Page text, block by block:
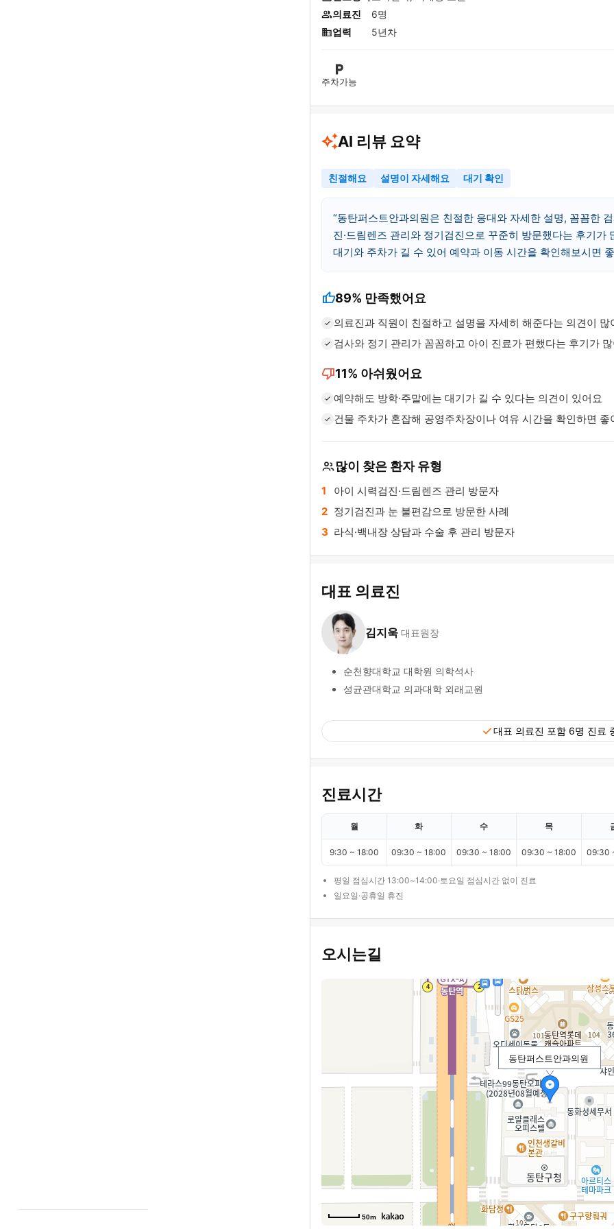
의료진
6명
업력
5년차
주차가능
AI 리뷰 요약
친절해요 설명이 자세해요 대기 확인
동탄퍼스트안과의원은 친절한 응대와 자세한 설명, 꼼꼼한
진·드림렌즈 관리와 정기검진으로 꾸준히 방문했다는 후기가
대기와 주차가 길 수 있어 예약과 이동 시간을 확인해보시면
thumb_up89% 만족했어요
의료진과 직원이 친절하고 설명을 자세히 해준다는 의견이 많
검사와 정기 관리가 꼼꼼하고 아이 진료가 편했다는 후기가
thumb_down11% 아쉬웠어요
예약해도 방학·주말에는 대기가 길 수 있다는 의견이 있어요
건물 주차가 혼잡해 공영주차장이나 여유 시간을 확인하면 좋
많이 찾은 환자 유형
아이 시력검진·드림렌즈 관리 방문자
정기검진과 눈 불편감으로 방문한 사례
라식·백내장 상담과 수술 후 관리 방문자
대표 의료진
김지욱 대표원장
순천향대학교 대학원 의학석사
성균관대학교 의과대학 외래교원
check대표 의료진 포함 6명 진료
진료시간
월 화 수 목
9:30 ~ 18:00 09:30 ~ 18:00 09:30 ~ 18:00 09:30 ~ 18:00 09:30
평일 점심시간 13:00~14:00·토요일 점심시간 없이 진료
일요일·공휴일 휴진
오시는길
동탄퍼스트안과의원
50m